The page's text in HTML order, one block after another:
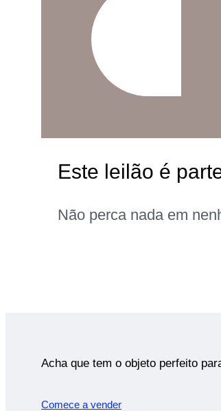
Este leilão é
Não perca nada em
Acha que tem o objeto perfeito
Comece a vender